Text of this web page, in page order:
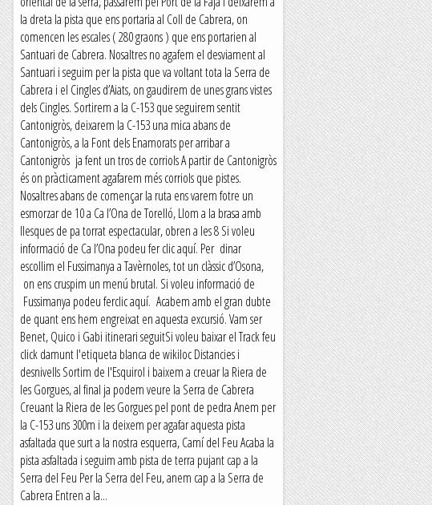
la dreta la pista que ens portaria al Coll de Cabrera, on
comencen les escales ( 280 graons ) que ens portarien al
Santuari de Cabrera. Nosaltres no agafem el desviament al
Santuari i seguim per la pista que va voltant tota la Serra de
Cabrera i el Cingles d’Aiats, on gaudirem de unes grans vistes
dels Cingles. Sortirem a la C-153 que seguirem sentit
Cantonigròs, deixarem la C-153 una mica abans de
Cantonigròs, a la Font dels Enamorats per arribar a
Cantonigròs ja fent un tros de corriols A partir de Cantonigròs
és on pràcticament agafarem més corriols que pistes.
Nosaltres abans de començar la ruta ens varem fotre un
esmorzar de 10 a Ca l’Ona de Torelló, Llom a la brasa amb
llesques de pa torrat espectacular, obren a les 8 Si voleu
informació de Ca l’Ona podeu fer clic aquí. Per dinar
escollim el Fussimanya a Tavèrnoles, tot un clàssic d’Osona,
on ens cruspim un menú brutal. Si voleu informació de
Fussimanya podeu ferclic aquí. Acabem amb el gran dubte
de quant ens hem engreixat en aquesta excursió. Vam ser
Benet, Quico i Gabi itinerari seguitSi voleu baixar el Track feu
click damunt l'etiqueta blanca de wikiloc Distancies i
desnivells Sortim de l'Esquirol i baixem a creuar la Riera de
les Gorgues, al final ja podem veure la Serra de Cabrera
Creuant la Riera de les Gorgues pel pont de pedra Anem per
la C-153 uns 300m i la deixem per agafar aquesta pista
asfaltada que surt a la nostra esquerra, Camí del Feu Acaba la
pista asfaltada i seguim amb pista de terra pujant cap a la
Serra del Feu Per la Serra del Feu, anem cap a la Serra de
Cabrera Entren a la...